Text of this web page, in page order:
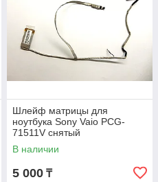
Шлейф матрицы для
ноутбука Sony Vaio PCG-
71511V снятый
В наличии
5 000 ₸